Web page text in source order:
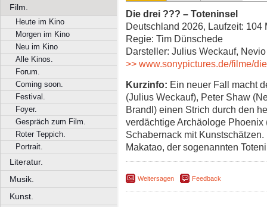
Film.
Heute im Kino
Morgen im Kino
Neu im Kino
Alle Kinos.
Forum.
Coming soon.
Festival.
Foyer.
Gespräch zum Film.
Roter Teppich.
Portrait.
Literatur.
Musik.
Kunst.
Die drei ??? – Toteninsel
Deutschland 2026, Laufzeit: 104
Regie: Tim Dünschede
Darsteller: Julius Weckauf,
>> www.sonypictures.de/filme/
Kurzinfo: Ein neuer Fall macht
(Julius Weckauf), Peter Shaw
Brandl) einen Strich durch den
verdächtige Archäologe
Schabernack mit
Makatao, der sogenannten
Weitersagen Feedback